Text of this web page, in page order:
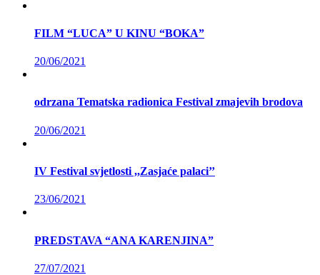
FILM “LUCA” U KINU “BOKA”
20/06/2021
odrzana Tematska radionica Festival zmajevih brodova
20/06/2021
IV Festival svjetlosti ,,Zasjaće palaci’’
23/06/2021
PREDSTAVA “ANA KARENJINA”
27/07/2021